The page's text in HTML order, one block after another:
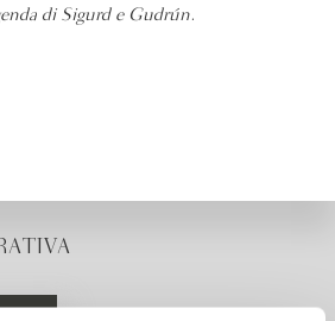
di Sigurd e Gudrún.